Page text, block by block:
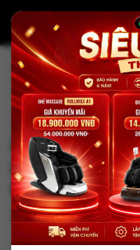
Trang chủ
Tin tức
Ưu Nhược Điểm Của Ghế
Mua Hay Không?
Kiến thức về ghế Massage
Ưu Nhược
Khi Sử Dụng|
Không?
admin20 tháng 10,